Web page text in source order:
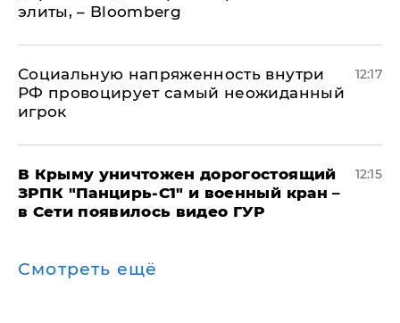
элиты, – Bloomberg
Социальную напряженность внутри
РФ провоцирует самый неожиданный
игрок
12:17
В Крыму уничтожен дорогостоящий
ЗРПК "Панцирь-С1" и военный кран –
в Сети появилось видео ГУР
12:15
Смотреть ещё